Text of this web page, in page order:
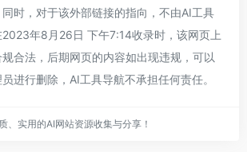
时，对于该外部链接的指向，不由AI工具
年8月26日 下午7:14收录时，该网页上
合法，后期网页的内容如出现违规，可以
进行删除，AI工具导航不承担任何责任。
、实用的AI网站资源收集与分享！